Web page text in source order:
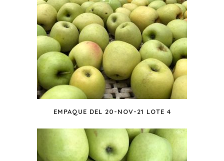
EMPAQUE DEL 20-NOV-21 LOTE 4